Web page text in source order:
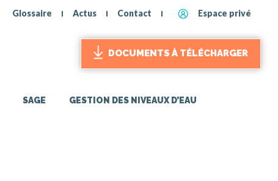
Glossaire Actus Contact Espace privé
DOCUMENTS À TÉLÉCHARGER
SAGE GESTION DES NIVEAUX D’EAU